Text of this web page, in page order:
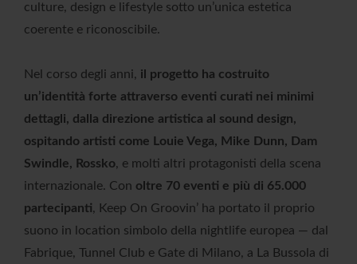
culture, design e lifestyle sotto un’unica estetica
coerente e riconoscibile.
Nel corso degli anni, il progetto ha costruito
un’identità forte attraverso eventi curati nei minimi
dettagli, dalla direzione artistica al sound design,
ospitando artisti come Louie Vega, Mike Dunn, Dam
Swindle, Rossko, e molti altri protagonisti della scena
internazionale. Con oltre 70 eventi e più di 65.000
partecipanti, Keep On Groovin’ ha portato il proprio
suono in location simbolo della nightlife europea — dal
Fabrique, Tunnel Club e Gate di Milano, a La Bussola di